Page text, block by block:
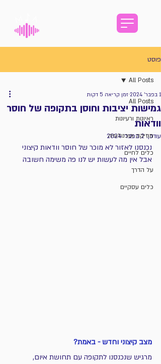
פוסט
All Posts
ראיונות ורעיונות
מוזיקה וטכנולוגיה
כלים לחיים
על הדרך
כלים עסקיים
All Posts
גמישות יציבות וחוסן בתקופה של חוסר
וודאות
1 בפבר׳ 2024 זמן קריאה 5 דקות
עודכן:2 בפבר׳ 2024
נכנסנו לאזור לא מוכר של חוסר וודאות קיצוני
אבל אין מה לעשות יש לנו פה משימה חשובה
מצב קיצוני וחדש - באמת?
מרגיש שנכנסנו לתקופה עם תחושת איום,